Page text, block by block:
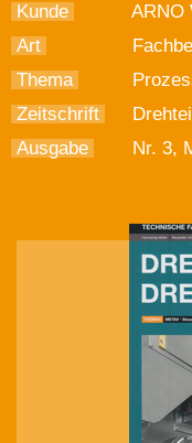
Kunde
ARNO
Art
Thema
Prozesse
Zeitschrift
Ausgabe
Nr. 3,